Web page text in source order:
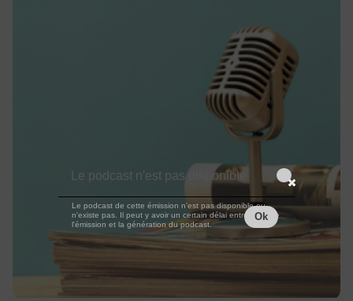
Le podcast n'est pas disponible
Le podcast de cette émission n'est pas disponible ou
n'existe pas. Il peut y avoir un certain délai entre la fin de
l'émission et la génération du podcast.
Ok